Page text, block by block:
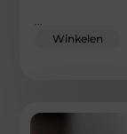
Winkelen